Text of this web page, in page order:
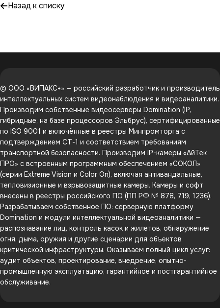
Назад к списку
© ООО «ВИПАКС+» — российский разработчик и производитель
интеллектуальных систем видеонаблюдения и видеоаналитики.
Производим собственные видеосерверы Domination (IP,
гибридные, на базе процессоров Эльбрус), сертифицированные
по ISO 9001 и включённые в реестры Минпромторга с
подтверждением СТ-1 и соответствием требованиям
транспортной безопасности. Производим IP-камеры «АйТек
ПРО» с встроенным программным обеспечением «СОКОЛ»
(серии Extreme Vision и Color On), включая антивандальные,
тепловизионные и взрывозащитные камеры. Камеры и софт
внесены в реестры российского ПО (ПП РФ № 878, 719, 1236).
Разрабатываем собственное ПО: серверную платформу
Domination и модули интеллектуальной видеоаналитики —
распознавание лиц, контроль касок и жилетов, обнаружение
огня, дыма, оружия и другие сценарии для объектов
критической инфраструктуры. Оказываем полный цикл услуг:
аудит объектов, проектирование, внедрение, опытно-
промышленную эксплуатацию, гарантийное и постгарантийное
обслуживание.